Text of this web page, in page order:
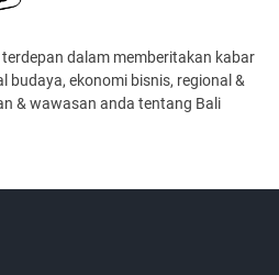
dalam memberitakan kabar
budaya, ekonomi bisnis, regional &
& wawasan anda tentang Bali